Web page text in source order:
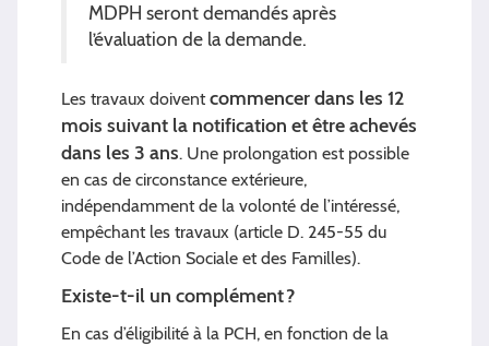
MDPH seront demandés après
l’évaluation de la demande.
Les travaux doiventcommencer dans les 12
mois suivant la notification et être achevés
dans les 3 ans. Une prolongation est possible
en cas de circonstance extérieure,
indépendamment de la volonté de l’intéressé,
empêchant les travaux (article D. 245-55 du
Code de l’Action Sociale et des Familles).
Existe-t-il un complément ?
En cas d’éligibilité à la PCH, en fonction de la